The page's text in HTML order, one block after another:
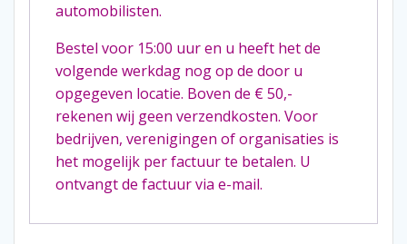
automobilisten.
Bestel voor 15:00 uur en u heeft het de
volgende werkdag nog op de door u
opgegeven locatie. Boven de € 50,-
rekenen wij geen verzendkosten. Voor
bedrijven, verenigingen of organisaties is
het mogelijk per factuur te betalen. U
ontvangt de factuur via e-mail.